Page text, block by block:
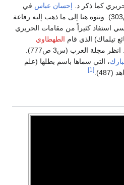
كما ذكر د. إحسان عباس في
(ص303). وننوه هنا إلى ما ذهب إليه رفاعة
استفاد كثيراً من مقامات الحريري
تيلماك) الذي قام الطهطاوي
. انظر مجلة العرب (س3 ص777).
، التي سماها باسم بطلها (علم
[1]